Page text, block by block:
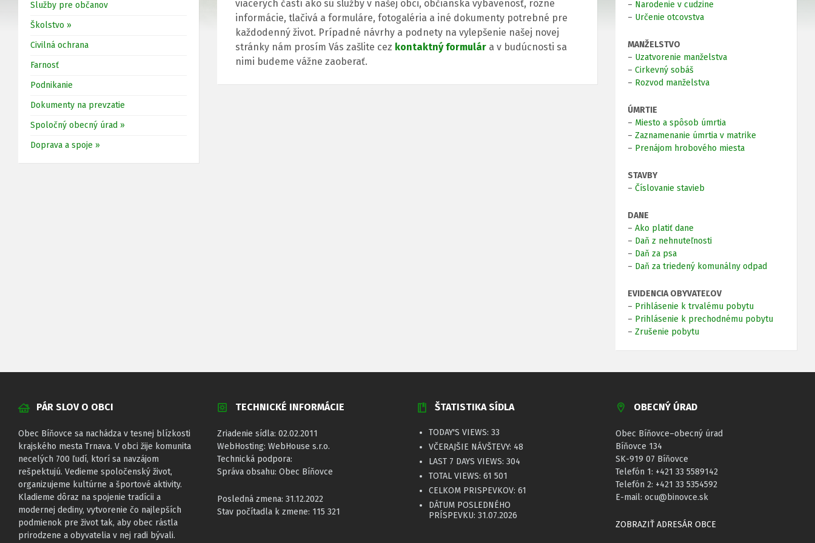
viacerých častí ako sú služby v našej obci, občianska vybavenosť, rôzne
informácie, tlačivá a formuláre, fotogaléria a iné dokumenty potrebné pre
každodenný život. Prípadné návrhy a podnety na vylepšenie našej novej
stránky nám prosím Vás zašlite cez kontaktný formulár a v budúcnosti sa
nimi budeme vážne zaoberať.
Služby pre občanov
Školstvo »
Civilná ochrana
Farnosť
Podnikanie
Dokumenty na prevzatie
Spoločný obecný úrad »
Doprava a spoje »
– Narodenie v cudzine
– Určenie otcovstva
MANŽELSTVO
– Uzatvorenie manželstva
–Cirkevný sobáš
– Rozvod manželstva
ÚMRTIE
– Miesto a spôsob úmrtia
–Zaznamenanie úmrtia v matrike
– Prenájom hrobového miesta
STAVBY
–Číslovanie stavieb
DANE
–Ako platiť dane
– Daň z nehnuteľnosti
– Daň za psa
– Daň za triedený komunálny odpad
EVIDENCIA OBYVATEĽOV
– Prihlásenie k trvalému pobytu
– Prihlásenie k prechodnému pobytu
–Zrušenie pobytu
PÁR SLOV O OBCI
Obec Bíňovce sa nachádza v tesnej blízkosti
krajského mesta Trnava. V obci žije komunita
necelých 700 ľudí, ktorí sa navzájom
rešpektujú. Vedieme spoločenský život,
organizujeme kultúrne a športové aktivity.
Kladieme dôraz na spojenie tradícii a
modernej dediny, vytvorenie čo najlepších
podmienok pre život tak, aby obec rástla
prirodzene a obyvatelia v nej radi bývali.
TECHNICKÉ INFORMÁCIE
Zriadenie sídla: 02.02.2011
WebHosting: WebHouse s.r.o.
Technická podpora:
Správa obsahu: Obec Bíňovce
Posledná zmena: 31.12.2022
Stav počítadla k zmene: 115 321
ŠTATISTIKA SÍDLA
TODAY'S VIEWS: 33
VČERAJŠIE NÁVŠTEVY: 48
LAST 7 DAYS VIEWS: 304
TOTAL VIEWS: 61 501
CELKOM PRISPEVKOV: 61
DÁTUM POSLEDNÉHO
PRÍSPEVKU: 31.07.2026
OBECNÝ ÚRAD
Obec Bíňovce–obecný úrad
Bíňovce 134
SK-919 07 Bíňovce
Telefón 1: +421 33 5589142
Telefón 2: +421 33 5354592
E-mail: ocu@binovce.sk
ZOBRAZIŤ ADRESÁR OBCE